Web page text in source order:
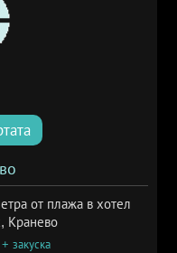
от плажа в хотел
Кранево
закуска